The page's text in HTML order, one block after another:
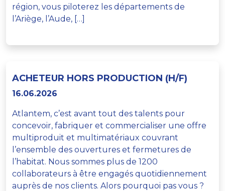
région, vous piloterez les départements de
l’Ariège, l’Aude, […]
ACHETEUR HORS PRODUCTION (H/F)
16.06.2026
Atlantem, c’est avant tout des talents pour
concevoir, fabriquer et commercialiser une offre
multiproduit et multimatériaux couvrant
l’ensemble des ouvertures et fermetures de
l’habitat. Nous sommes plus de 1200
collaborateurs à être engagés quotidiennement
auprès de nos clients. Alors pourquoi pas vous ?